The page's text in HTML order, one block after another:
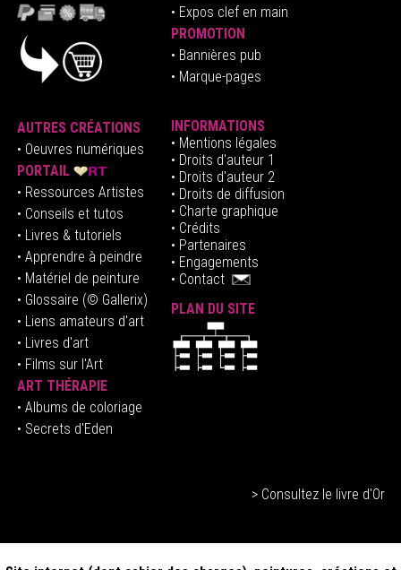
• Expos clef en main
PROMOTION
• Bannières pub
• Marque-pages
AUTRES CRÉATIONS
• Oeuvres numériques
PORTAIL
• Ressources Artistes
• Conseils et tutos
• Livres & tutoriels
• Apprendre à peindre
• Matériel de peinture
• Glossaire (© Gallerix)
• Liens amateurs d'art
• Livres d'art
• Films sur l'Art
ART THÉRAPIE
• Albums de coloriage
• Secrets d'Eden
INFORMATIONS
• Mentions légales
• Droits d'auteur1
• Droits d'auteur 2
• Droits de diffusion
• Charte graphique
• Crédits
• Partenaires
• Engagements
• Contact
PLAN DU SITE
> Consultez le livre d'Or